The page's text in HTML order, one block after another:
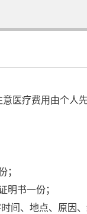
医疗费用由个人
；
明书一份；
间、地点、原因